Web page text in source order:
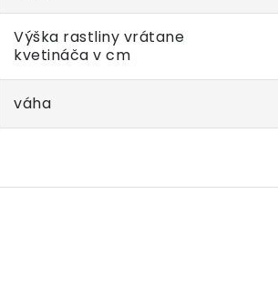
Výška rastliny vrátane
kvetináča v cm
váha